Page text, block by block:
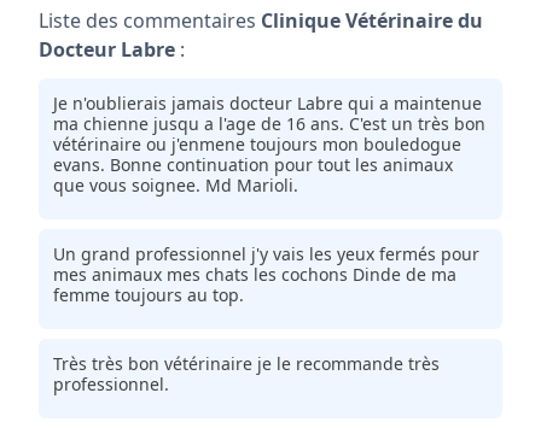
Liste des commentaires Clinique Vétérinaire du
Docteur Labre :
Je n'oublierais jamais docteur Labre qui a maintenue
ma chienne jusqu a l'age de 16 ans. C'est un très bon
vétérinaire ou j'enmene toujours mon bouledogue
evans. Bonne continuation pour tout les animaux
que vous soignee. Md Marioli.
Un grand professionnel j'y vais les yeux fermés pour
mes animaux mes chats les cochons Dinde de ma
femme toujours au top.
Très très bon vétérinaire je le recommande très
professionnel.